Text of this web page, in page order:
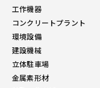
工作機器
コンクリートプラント
環境設備
建設機械
立体駐車場
金属素形材